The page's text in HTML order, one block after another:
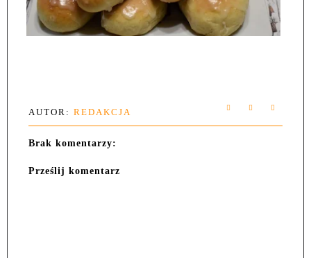
AUTOR: REDAKCJA
Brak komentarzy:
Prześlij komentarz